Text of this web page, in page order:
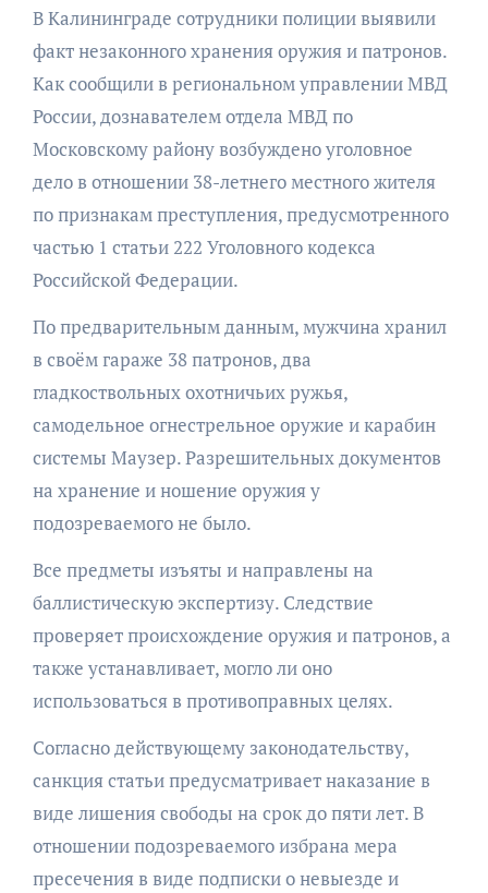
В Калининграде сотрудники полиции выявили
факт незаконного хранения оружия и патронов.
Как сообщили в региональном управлении МВД
России, дознавателем отдела МВД по
Московскому району возбуждено уголовное
дело в отношении 38-летнего местного жителя
по признакам преступления, предусмотренного
частью 1 статьи 222 Уголовного кодекса
Российской Федерации.
По предварительным данным, мужчина хранил
в своём гараже 38 патронов, два
гладкоствольных охотничьих ружья,
самодельное огнестрельное оружие и карабин
системы Маузер. Разрешительных документов
на хранение и ношение оружия у
подозреваемого не было.
Все предметы изъяты и направлены на
баллистическую экспертизу. Следствие
проверяет происхождение оружия и патронов, а
также устанавливает, могло ли оно
использоваться в противоправных целях.
Согласно действующему законодательству,
санкция статьи предусматривает наказание в
виде лишения свободы на срок до пяти лет. В
отношении подозреваемого избрана мера
пресечения в виде подписки о невыезде и